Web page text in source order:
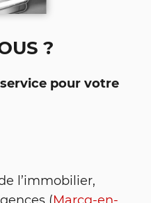
?
pour votre
l’immobilier,
(Marcq-en-